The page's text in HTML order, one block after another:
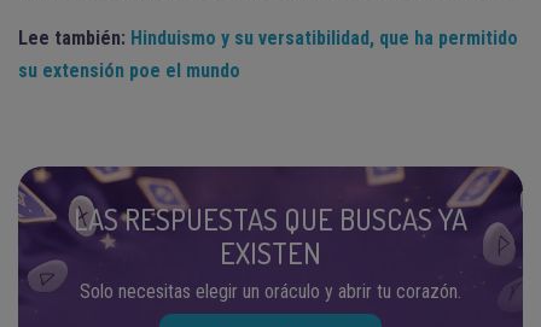
Lee también: Hinduismo y su versatibilidad, que ha permitido
su extensión poe el mundo
LAS RESPUESTAS QUE BUSCAS YA
EXISTEN
Solo necesitas elegir un oráculo y abrir tu corazón.